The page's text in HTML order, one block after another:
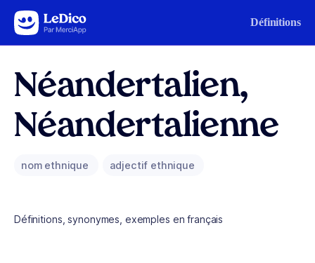
Aller au contenu Définitions
Néandertalien,
Néandertalienne
nom ethnique adjectif ethnique
Définitions, synonymes, exemples en français